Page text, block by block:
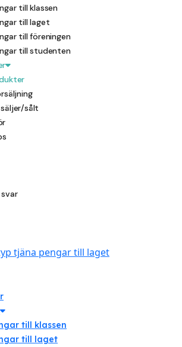
till klassen
till laget
till föreningen
till studenten
sålt
till klassen
till laget